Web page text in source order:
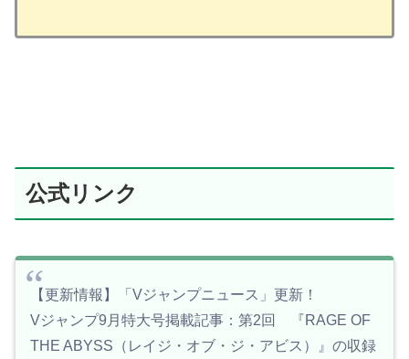
公式リンク
【更新情報】「Vジャンプニュース」更新！
Vジャンプ9月特大号掲載記事：第2回 『RAGE OF
THE ABYSS（レイジ・オブ・ジ・アビス）』の収録